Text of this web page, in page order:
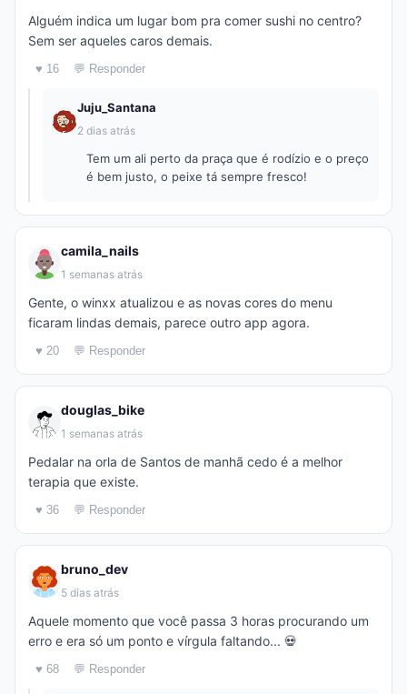
Alguém indica um lugar bom pra comer sushi no centro?
Sem ser aqueles caros demais.
♥ 16 💬 Responder
Juju_Santana
2 dias atrás
Tem um ali perto da praça que é rodízio e o preço
é bem justo, o peixe tá sempre fresco!
camila_nails
1 semanas atrás
Gente, o winxx atualizou e as novas cores do menu
ficaram lindas demais, parece outro app agora.
♥ 20 💬 Responder
douglas_bike
1 semanas atrás
Pedalar na orla de Santos de manhã cedo é a melhor
terapia que existe.
♥ 36 💬 Responder
bruno_dev
5 dias atrás
Aquele momento que você passa 3 horas procurando um
erro e era só um ponto e vírgula faltando... 💀
♥ 68 💬 Responder